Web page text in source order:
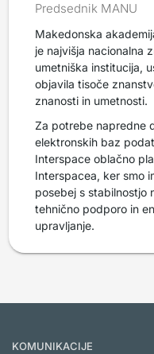
Predsednik MANU
Makedonska
je najvišja nacionalna
umetniška institucija,
objavila tisoče
znanosti in umetnosti.
Za potrebe napredne
elektronskih baz
Interspace oblačno
Interspacea, ker smo
posebej s stabilnostjo
tehnično podporo in
upravljanje.
KOMUNIKACIJE